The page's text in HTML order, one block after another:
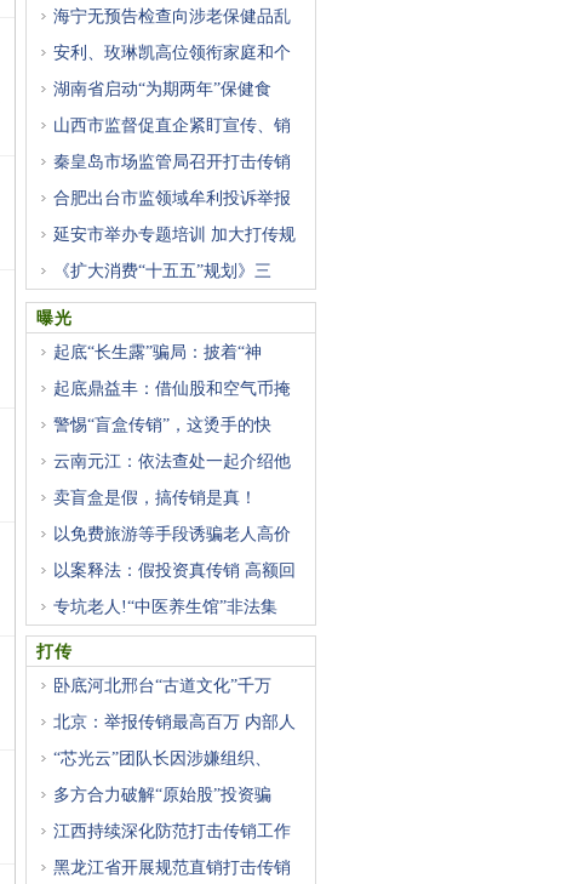
海宁无预告检查向涉老保健品乱
安利、玫琳凯高位领衔家庭和个
湖南省启动“为期两年”保健食
山西市监督促直企紧盯宣传、销
秦皇岛市场监管局召开打击传销
合肥出台市监领域牟利投诉举报
延安市举办专题培训 加大打传规
《扩大消费“十五五”规划》三
曝光
起底“长生露”骗局：披着“神
起底鼎益丰：借仙股和空气币掩
警惕“盲盒传销”，这烫手的快
云南元江：依法查处一起介绍他
卖盲盒是假，搞传销是真！
以免费旅游等手段诱骗老人高价
以案释法：假投资真传销 高额回
专坑老人!“中医养生馆”非法集
打传
卧底河北邢台“古道文化”千万
北京：举报传销最高百万 内部人
“芯光云”团队长因涉嫌组织、
多方合力破解“原始股”投资骗
江西持续深化防范打击传销工作
黑龙江省开展规范直销打击传销